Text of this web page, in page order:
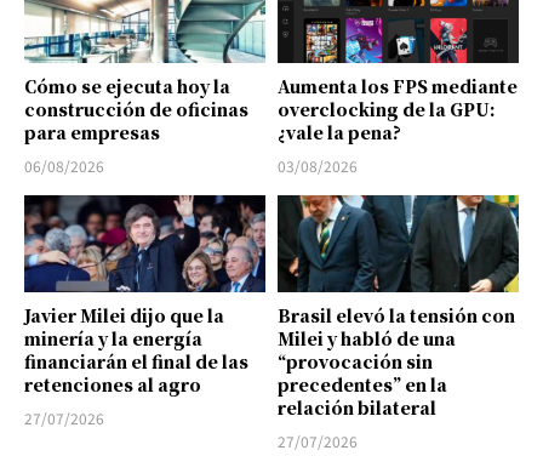
Cómo se ejecuta hoy la
construcción de oficinas
para empresas
06/08/2026
Aumenta los FPS mediante
overclocking de la GPU:
¿vale la pena?
03/08/2026
Javier Milei dijo que la
minería y la energía
financiarán el final de las
retenciones al agro
27/07/2026
Brasil elevó la tensión con
Milei y habló de una
“provocación sin
precedentes” en la
relación bilateral
27/07/2026